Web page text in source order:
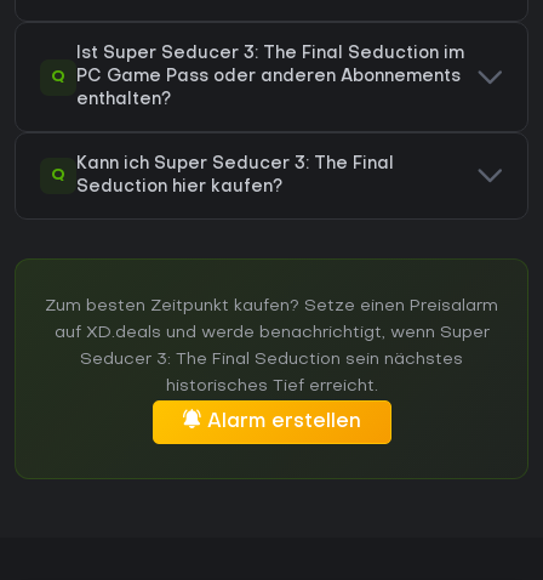
Q
Ist Super Seducer 3: The Final Seduction im
PC Game Pass oder anderen Abonnements
enthalten?
Q
Kann ich Super Seducer 3: The Final
Seduction hier kaufen?
Zum besten Zeitpunkt kaufen? Setze einen Preisalarm
auf XD.deals und werde benachrichtigt, wenn Super
Seducer 3: The Final Seduction sein nächstes
historisches Tief erreicht.
Alarm erstellen